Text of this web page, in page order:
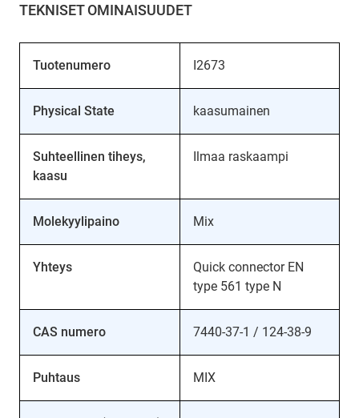
TEKNISET OMINAISUUDET
Tuotenumero I2673
Physical State kaasumainen
Suhteellinen tiheys,
kaasu
Ilmaa raskaampi
Molekyylipaino Mix
Yhteys
Quick connector EN
type 561 type N
CAS numero 7440-37-1 / 124-38-9
Puhtaus MIX